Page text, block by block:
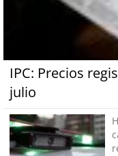
IPC: Precios
julio